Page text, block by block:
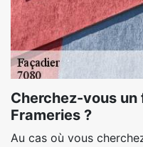
Cherchez-vous
Frameries ?
Au cas où vous